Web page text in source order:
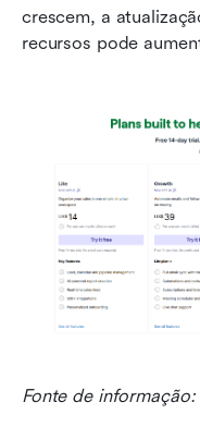
crescem, a
recursos pode
Fonte de